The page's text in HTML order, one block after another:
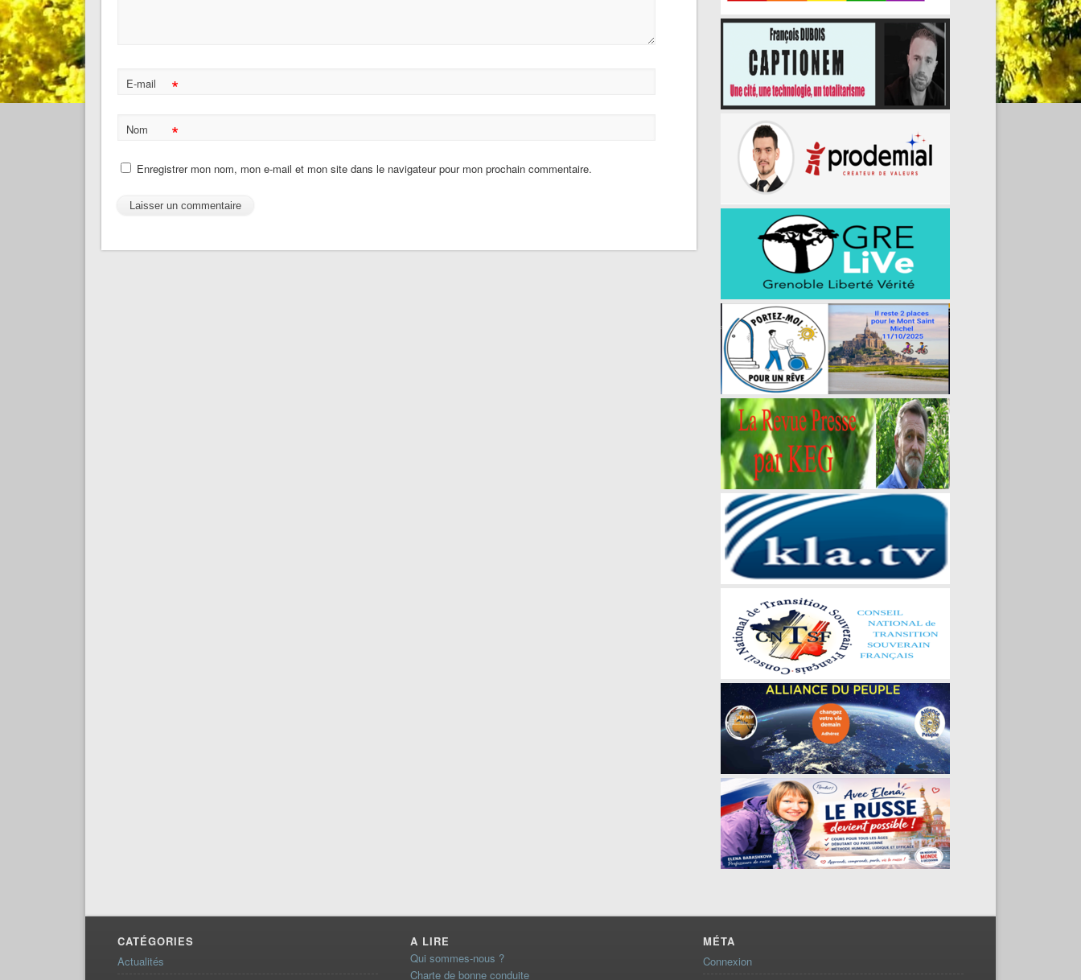
E-mail *
Nom *
Enregistrer mon nom, mon e-mail et mon site dans le navigateur pour mon prochain commentaire.
CATÉGORIES
Actualités
A LIRE
Qui sommes-nous ?
Charte de bonne conduite
MÉTA
Connexion